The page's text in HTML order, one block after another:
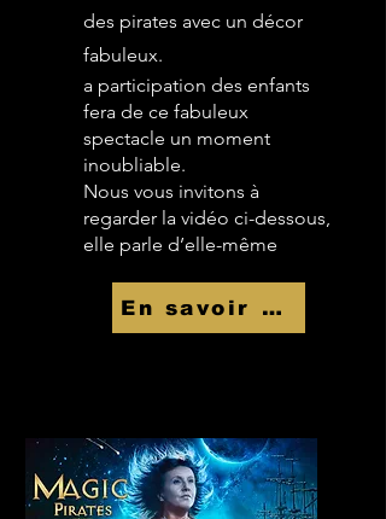
des pirates avec un décor
fabuleux.
a participation des enfants
fera de ce fabuleux
spectacle un moment
inoubliable.
Nous vous invitons à
regarder la vidéo ci-dessous,
elle parle d’elle-même
En savoir Plus